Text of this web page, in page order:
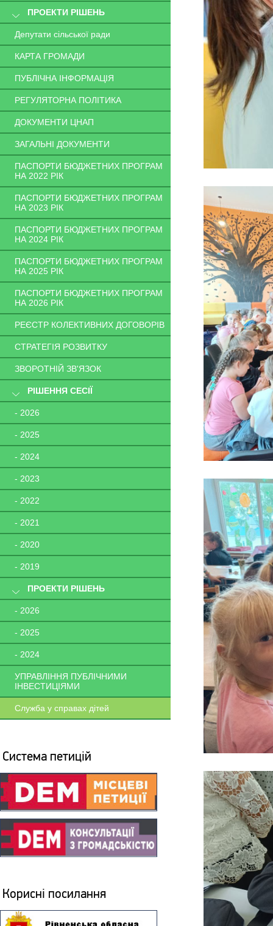
ПРОЕКТИ РІШЕНЬ
Депутати сільської ради
КАРТА ГРОМАДИ
ПУБЛІЧНА ІНФОРМАЦІЯ
РЕГУЛЯТОРНА ПОЛІТИКА
ДОКУМЕНТИ ЦНАП
ЗАГАЛЬНІ ДОКУМЕНТИ
ПАСПОРТИ БЮДЖЕТНИХ ПРОГРАМ
НА 2022 РІК
ПАСПОРТИ БЮДЖЕТНИХ ПРОГРАМ
НА 2023 РІК
ПАСПОРТИ БЮДЖЕТНИХ ПРОГРАМ
НА 2024 РІК
ПАСПОРТИ БЮДЖЕТНИХ ПРОГРАМ
НА 2025 РІК
ПАСПОРТИ БЮДЖЕТНИХ ПРОГРАМ
НА 2026 РІК
РЕЄСТР КОЛЕКТИВНИХ ДОГОВОРІВ
СТРАТЕГІЯ РОЗВИТКУ
ЗВОРОТНІЙ ЗВ'ЯЗОК
РІШЕННЯ СЕСІЇ
- 2026
- 2025
- 2024
- 2023
- 2022
- 2021
- 2020
- 2019
ПРОЕКТИ РІШЕНЬ
- 2026
- 2025
- 2024
УПРАВЛІННЯ ПУБЛІЧНИМИ
ІНВЕСТИЦІЯМИ
Служба у справах дітей
Система петицій
Корисні посилання